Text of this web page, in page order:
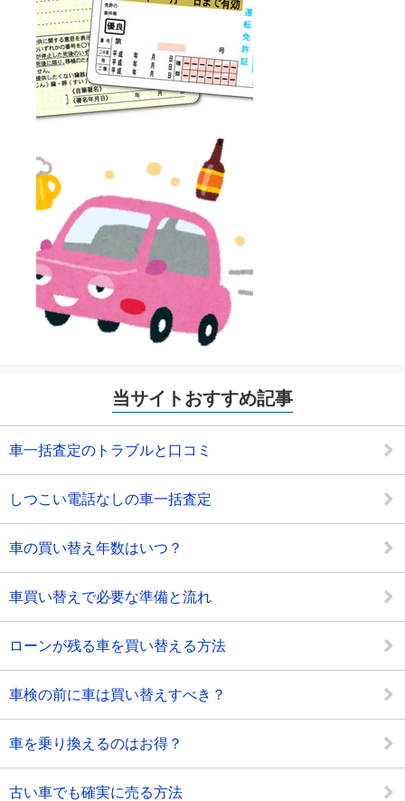
当サイトおすすめ記事
車一括査定のトラブルと口コミ
しつこい電話なしの車一括査定
車の買い替え年数はいつ？
車買い替えで必要な準備と流れ
ローンが残る車を買い替える方法
車検の前に車は買い替えすべき？
車を乗り換えるのはお得？
古い車でも確実に売る方法